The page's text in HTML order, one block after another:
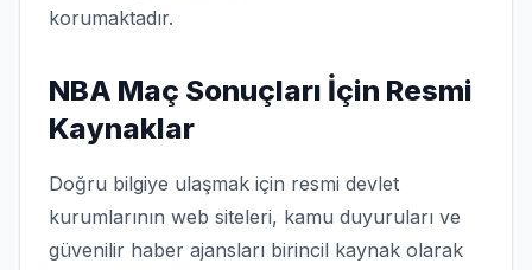
korumaktadır.
NBA Maç Sonuçları İçin Resmi
Kaynaklar
Doğru bilgiye ulaşmak için resmi devlet
kurumlarının web siteleri, kamu duyuruları ve
güvenilir haber ajansları birincil kaynak olarak